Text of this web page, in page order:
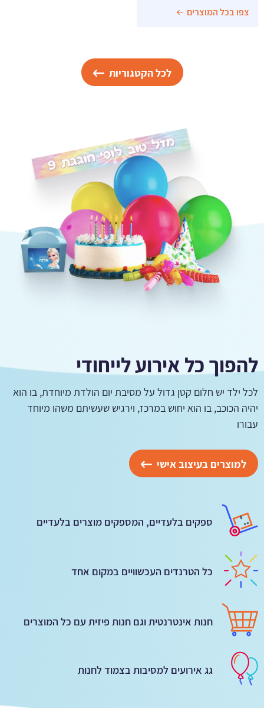
צפו בכל המוצרים
לכל הקטגוריות
להפוך כל אירוע לייחודי
לכל ילד יש חלום קטן גדול על מסיבת יום הולדת מיוחדת, בו הוא
יהיה הכוכב, בו הוא יחוש במרכז, וירגיש שעשיתם משהו מיוחד
עבורו
למוצרים בעיצוב אישי
ספקים בלעדיים, המספקים מוצרים בלעדיים
כל הטרנדים העכשוויים במקום אחד
חנות אינטרנטית וגם חנות פיזית עם כל המוצרים
גג אירועים למסיבות בצמוד לחנות